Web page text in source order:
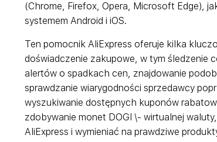
(Chrome, Firefox, Opera, Microsoft Edge),
systemem Android i iOS.
Ten pomocnik AliExpress oferuje kilka
doświadczenie zakupowe, w tym śledzenie
alertów o spadkach cen, znajdowanie
sprawdzanie wiarygodności sprzedawcy
wyszukiwanie dostępnych kuponów
zdobywanie monet DOGI \- wirtualnej
AliExpress i wymieniać na prawdziwe